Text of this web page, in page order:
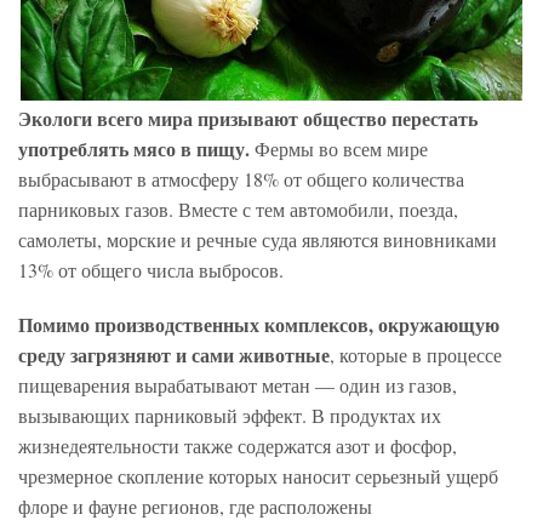
Экологи всего мира призывают общество перестать
употреблять мясо в пищу.Фермы во всем мире
выбрасывают в атмосферу 18% от общего количества
парниковых газов. Вместе с тем автомобили, поезда,
самолеты, морские и речные суда являются виновниками
13% от общего числа выбросов.
Помимо производственных комплексов, окружающую
среду загрязняют и сами животные, которые в процессе
пищеварения вырабатывают метан — один из газов,
вызывающих парниковый эффект. В продуктах их
жизнедеятельности также содержатся азот и фосфор,
чрезмерное скопление которых наносит серьезный ущерб
флоре и фауне регионов, где расположены